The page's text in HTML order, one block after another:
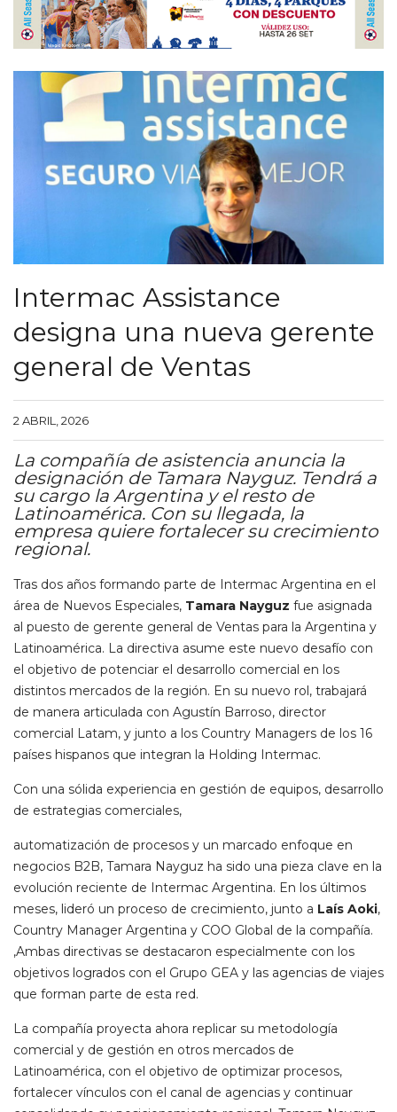
Intermac Assistance
designa una nueva gerente
general de Ventas
2 ABRIL, 2026
La compañía de asistencia anuncia la
designación de Tamara Nayguz. Tendrá a
su cargo la Argentina y el resto de
Latinoamérica. Con su llegada, la
empresa quiere fortalecer su crecimiento
regional.
Tras dos años formando parte de Intermac Argentina en el
área de Nuevos Especiales, Tamara Nayguz fue asignada
al puesto de gerente general de Ventas para la Argentina y
Latinoamérica. La directiva asume este nuevo desafío con
el objetivo de potenciar el desarrollo comercial en los
distintos mercados de la región. En su nuevo rol, trabajará
de manera articulada con Agustín Barroso, director
comercial Latam, y junto a los Country Managers de los 16
países hispanos que integran la Holding Intermac.
Con una sólida experiencia en gestión de equipos, desarrollo
de estrategias comerciales,
automatización de procesos y un marcado enfoque en
negocios B2B, Tamara Nayguz ha sido una pieza clave en la
evolución reciente de Intermac Argentina. En los últimos
meses, lideró un proceso de crecimiento, junto a Laís Aoki,
Country Manager Argentina y COO Global de la compañía.
,Ambas directivas se destacaron especialmente con los
objetivos logrados con el Grupo GEA y las agencias de viajes
que forman parte de esta red.
La compañía proyecta ahora replicar su metodología
comercial y de gestión en otros mercados de
Latinoamérica, con el objetivo de optimizar procesos,
fortalecer vínculos con el canal de agencias y continuar